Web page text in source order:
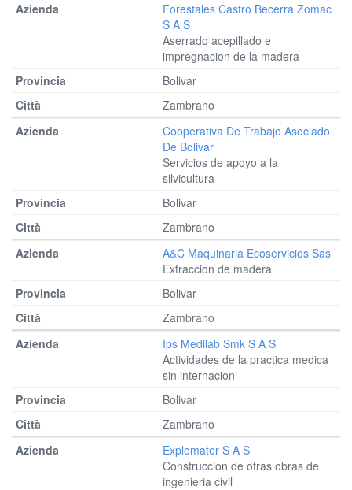
Forestales Castro Becerra Zomac
S A S
Aserrado acepillado e
impregnacion de la madera
Bolivar
Zambrano
Cooperativa De Trabajo Asociado
De Bolivar
Servicios de apoyo a la
silvicultura
Bolivar
Zambrano
A&c Maquinaria Ecoservicios Sas
Extraccion de madera
Bolivar
Zambrano
Ips Medilab Smk S A S
Actividades de la practica medica
sin internacion
Bolivar
Zambrano
Explomater S A S
Construccion de otras obras de
ingenieria civil